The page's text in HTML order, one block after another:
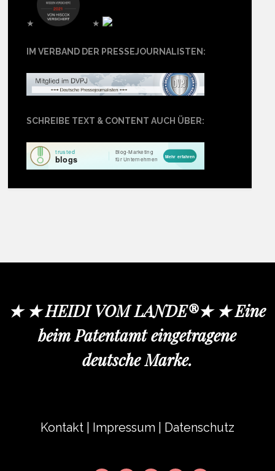
★ ★
IM VERBAND DER PRESSEJOURNALISTEN:
SCHREIBE TEXT & CONTENT AUCH ÜBER:
★ ★ HEIDI VOM LANDE®★ ★ Eine
beim Patentamt eingetragene
deutsche Marke.
Kontakt Impressum Datenschutz